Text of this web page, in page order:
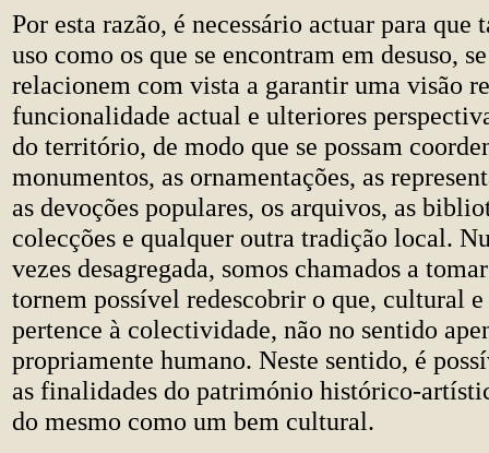
Por esta razão, é necessário actuar para que
uso como os que se encontram em desuso,
relacionem com vista a garantir uma visão
funcionalidade actual e ulteriores
do território, de modo que se possam
monumentos, as ornamentações, as
as devoções populares, os arquivos, as
colecções e qualquer outra tradição local.
vezes desagregada, somos chamados a
tornem possível redescobrir o que, cultural
pertence à colectividade, não no sentido
propriamente humano. Neste sentido, é
as finalidades do património histórico-
do mesmo como um bem cultural.